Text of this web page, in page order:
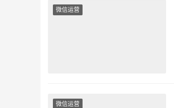
微信运营
微信运营